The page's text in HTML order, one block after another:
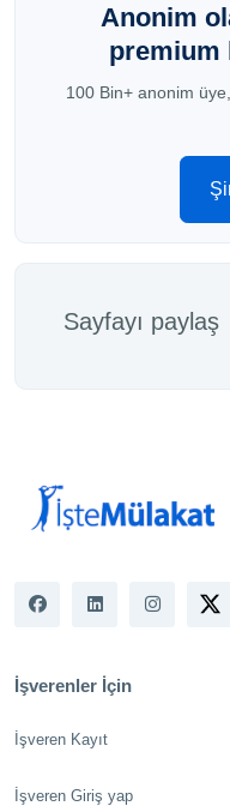
Anonim
premium
100 Bin+ anonim
Sayfayı paylaş
İşverenler İçin
İşveren Kayıt
İşveren Giriş yap